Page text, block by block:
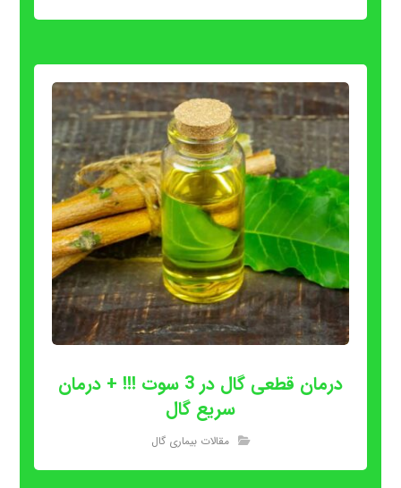
درمان قطعی گال در 3 سوت !!! + درمان
سریع گال
مقالات بیماری گال